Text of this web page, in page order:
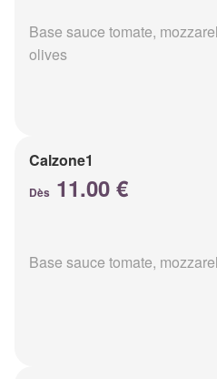
Base sauce tomate,
olives
Calzone1
Dès 11.00 €
Base sauce tomate,